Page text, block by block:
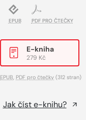
EPUB PDF PRO ČTEČKY
E-kniha
279 Kč
EPUB, PDF pro čtečky (312 stran)
Jak číst e-knihu?